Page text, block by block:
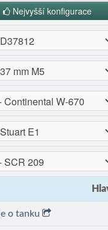
Nejvyšší konfigurace
o tanku